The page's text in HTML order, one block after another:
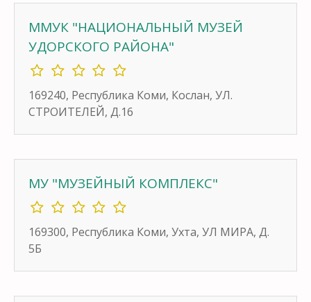
ММУК "НАЦИОНАЛЬНЫЙ МУЗЕЙ
УДОРСКОГО РАЙОНА"
169240, Республика Коми, Кослан, УЛ.
СТРОИТЕЛЕЙ, Д.16
МУ "МУЗЕЙНЫЙ КОМПЛЕКС"
169300, Республика Коми, Ухта, УЛ МИРА, Д.
5Б